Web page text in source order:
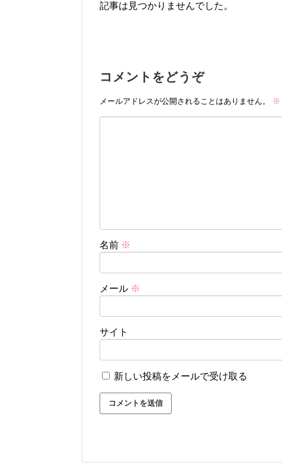
記事は見つかりませんでした。
コメントをどうぞ
メールアドレスが公開されることはありません。 ※
名前 ※
メール ※
サイト
新しい投稿をメールで受け取る